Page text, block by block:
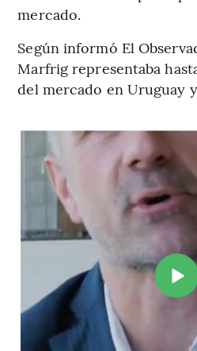
mercado.
Según informó El
Marfrig representaba
del mercado en Uruguay